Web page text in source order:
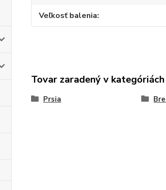
Veľkosť balenia
Tovar zaradený v kategóriách
Prsia